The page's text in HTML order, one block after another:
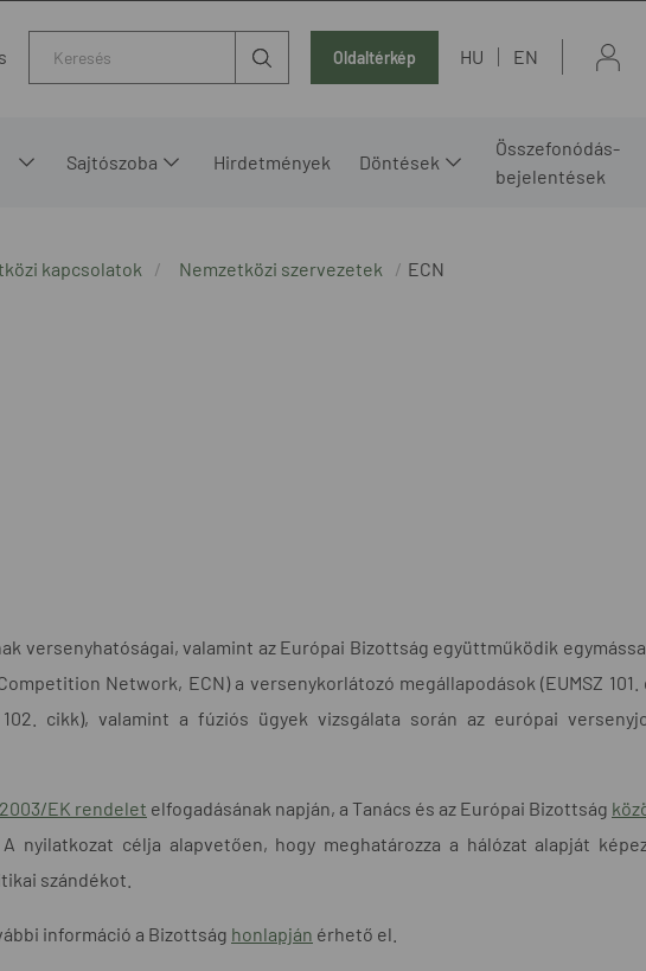
Oldaltérkép HU EN
Sajtószoba Hirdetmények Döntések
Összefonódás-
bejelentések
kapcsolatok Nemzetközi szervezetek
ECN
versenyhatóságai, valamint az Európai Bizottság együttműködik
Network, ECN) a versenykorlátozó megállapodások (EUMSZ
102. cikk), valamint a fúziós ügyek vizsgálata során az európai
EK rendelet elfogadásának napján, a Tanács és az Európai Bizottság
nyilatkozat célja alapvetően, hogy meghatározza a hálózat alapját
szándékot.
információ a Bizottság honlapján érhető el.